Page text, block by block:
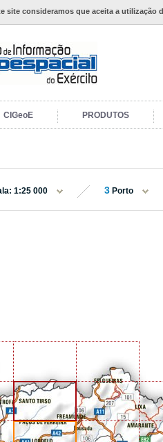
site consideramos que aceita a utilização
CIGeoE PRODUTOS
1:25 000 3 Porto